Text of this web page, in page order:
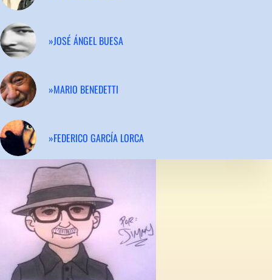
»JOSÉ ÁNGEL BUESA
»MARIO BENEDETTI
»FEDERICO GARCÍA LORCA